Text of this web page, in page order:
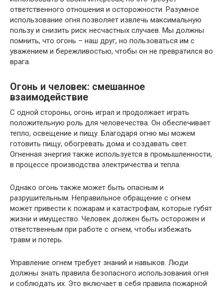
ответственного отношения и осторожности. Разумное
использование огня позволяет извлечь максимальную
пользу и снизить риск несчастных случаев. Мы должны
помнить, что огонь – наш друг, но пользоваться им с
уважением и бережливостью, чтобы он не превратился во
врага.
Огонь и человек: смешанное
взаимодействие
С одной стороны, огонь играл и продолжает играть
положительную роль для человечества. Он обеспечивает
тепло, освещение и пищу. Благодаря огню мы можем
готовить пищу, обогревать дома и создавать свет.
Огненная энергия также используется в промышленности,
в процессе производства электричества и тепла.
Однако огонь также может быть опасным и
разрушительным. Неправильное обращение с огнем
может привести к пожарам и катастрофам, которые губят
жизни и имущество. Человек должен быть осторожен и
ответственным при работе с огнем, чтобы избежать
травм и потерь.
Управление огнем требует знаний и навыков. Люди
должны знать правила безопасного использования огня
и соблюдать их. Это включает в себя правила пожарной